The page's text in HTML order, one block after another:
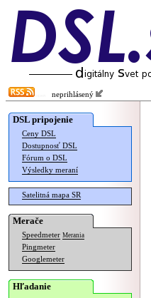
neprihlásený
DSL pripojenie
Ceny DSL
Dostupnosť DSL
Fórum o DSL
Výsledky meraní
Satelitná mapa SR
Merače
Speedmeter Merania
Pingmeter
Googlemeter
Hľadanie